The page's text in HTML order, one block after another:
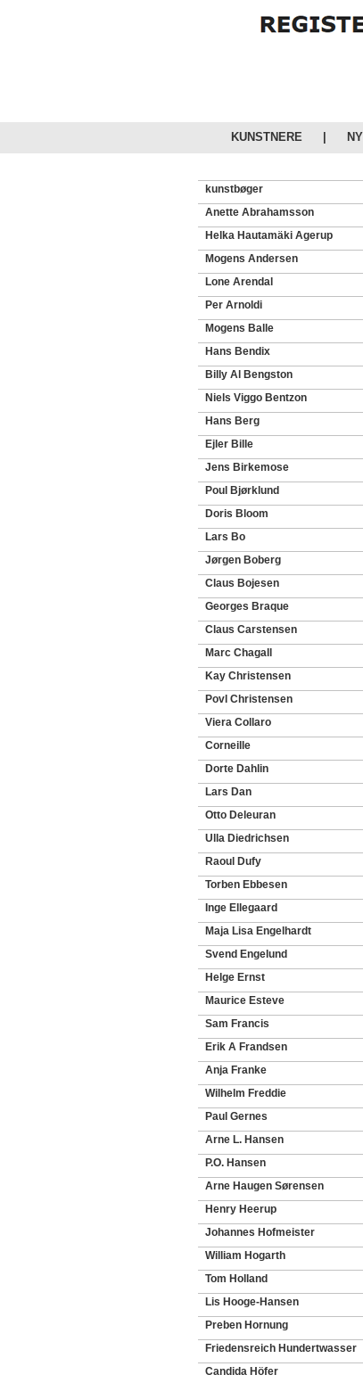
KUNSTNERE
kunstbøger
Anette Abrahamsson
Helka Hautamäki Agerup
Mogens Andersen
Lone Arendal
Per Arnoldi
Mogens Balle
Hans Bendix
Billy Al Bengston
Niels Viggo Bentzon
Hans Berg
Ejler Bille
Jens Birkemose
Poul Bjørklund
Doris Bloom
Lars Bo
Jørgen Boberg
Claus Bojesen
Georges Braque
Claus Carstensen
Marc Chagall
Kay Christensen
Povl Christensen
Viera Collaro
Corneille
Dorte Dahlin
Lars Dan
Otto Deleuran
Ulla Diedrichsen
Raoul Dufy
Torben Ebbesen
Inge Ellegaard
Maja Lisa Engelhardt
Svend Engelund
Helge Ernst
Maurice Esteve
Sam Francis
Erik A Frandsen
Anja Franke
Wilhelm Freddie
Paul Gernes
Arne L. Hansen
P.O. Hansen
Arne Haugen Sørensen
Henry Heerup
Johannes Hofmeister
William Hogarth
Tom Holland
Lis Hooge-Hansen
Preben Hornung
Friedensreich Hundertwasser
Candida Höfer